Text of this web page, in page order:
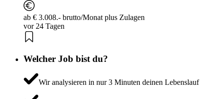
ab € 3.008.- brutto/Monat plus Zulagen
vor 24 Tagen
Welcher Job bist du?
Wir analysieren in nur 3 Minuten deinen Lebenslauf